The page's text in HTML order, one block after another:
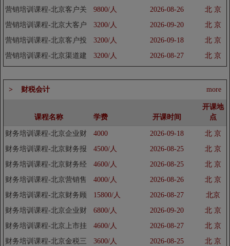
销售管理培训班
营销培训课程-北京客户关
系管理培训班
9800/人 2026-08-26
北 京
营销培训课程-北京大客户
开发培训班
3200/人 2026-09-20
北 京
营销培训课程-北京客户投
诉满意度提升培训班
3200/人 2026-09-18
北 京
营销培训课程-北京渠道建
设培训班
3200/人 2026-08-27 北 京
> 财税会计 more
课程名称 学费 开课时间
开课地
点
财务培训课程-北京企业财
务分析培训班
4000 2026-09-18
北 京
财务培训课程-北京财务报
表分析培训班
4500/人 2026-08-25
北 京
财务培训课程-北京财务经
理人培训班
4600/人 2026-08-25
北 京
财务培训课程-北京营销售
财务管理培训班
4000/人 2026-08-26
北 京
财务培训课程-北京财务顾
问培训班
15800/人 2026-08-27
北京
财务培训课程-北京企业财
务分析培训班
6800/人 2026-09-20
北 京
财务培训课程-北京上市挂
牌后的财务培训班
4600/人 2026-08-27
北 京
财务培训课程-北京金税三
3600/人 2026-08-25
北 京